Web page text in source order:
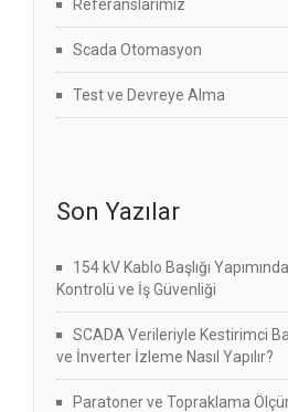
Referanslarımız
Scada Otomasyon
Test ve Devreye Alma
Son Yazılar
154 kV Kablo Başlığı
Kontrolü ve İş Güvenliği
SCADA Verileriyle Kestirimci
ve İnverter İzleme Nasıl Yapılır?
Paratoner ve Topraklama